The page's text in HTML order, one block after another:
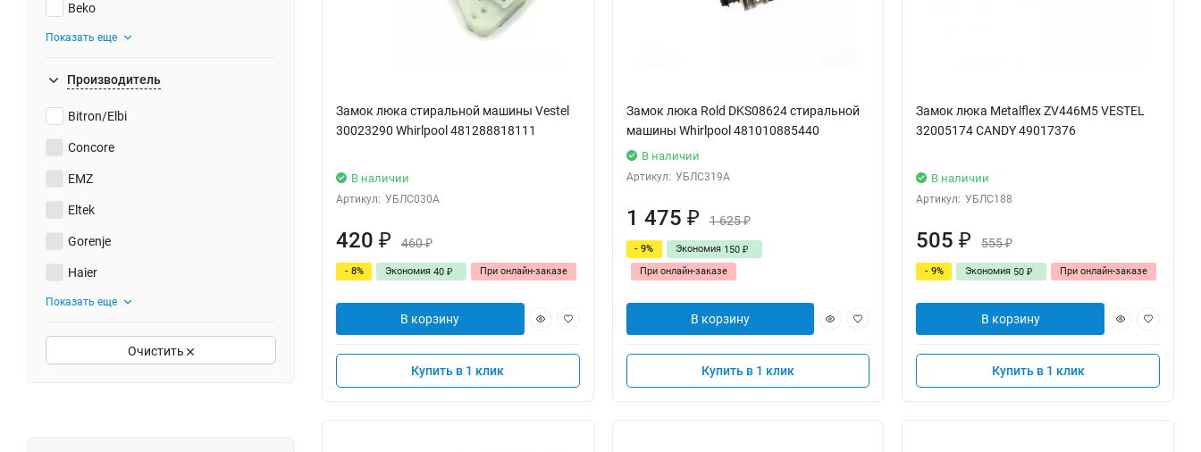
Beko
Показать еще
Производитель
Bitron/Elbi
Concore
EMZ
Eltek
Gorenje
Haier
Показать еще
Очистить
Замок люка стиральной машины Vestel
30023290 Whirlpool 481288818111
В наличии
Артикул: УБЛС030А
420 ₽ 460₽
- 8% Экономия 40 ₽ При онлайн-заказе
В корзину
Купить в 1 клик
Замок люка Rold DKS08624 стиральной
машины Whirlpool 481010885440
В наличии
Артикул: УБЛС319А
1 475 ₽ 1 625₽
- 9% Экономия 150 ₽
При онлайн-заказе
В корзину
Купить в 1 клик
Замок люка Metalflex ZV446M5 VESTEL
32005174 CANDY 49017376
В наличии
Артикул: УБЛС188
505₽ 555₽
- 9% Экономия 50₽ При онлайн-заказе
В корзину
Купить в 1 клик